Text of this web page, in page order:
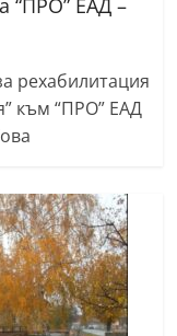
“ПРО” ЕАД –
рехабилитация
към “ПРО” ЕАД